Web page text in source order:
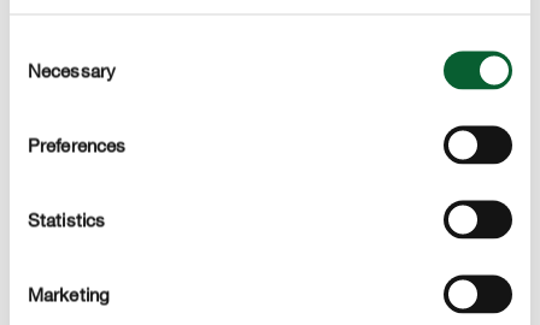
Selection
Necessary
Preferences
Statistics
Marketing
sűrű és sötétzöld gyep, amely gyomoktól és mohától
hosszan tartó hatás akár 3 hónapig
a gyep kiégésének veszélye nélkül használható
növekedés nélkül